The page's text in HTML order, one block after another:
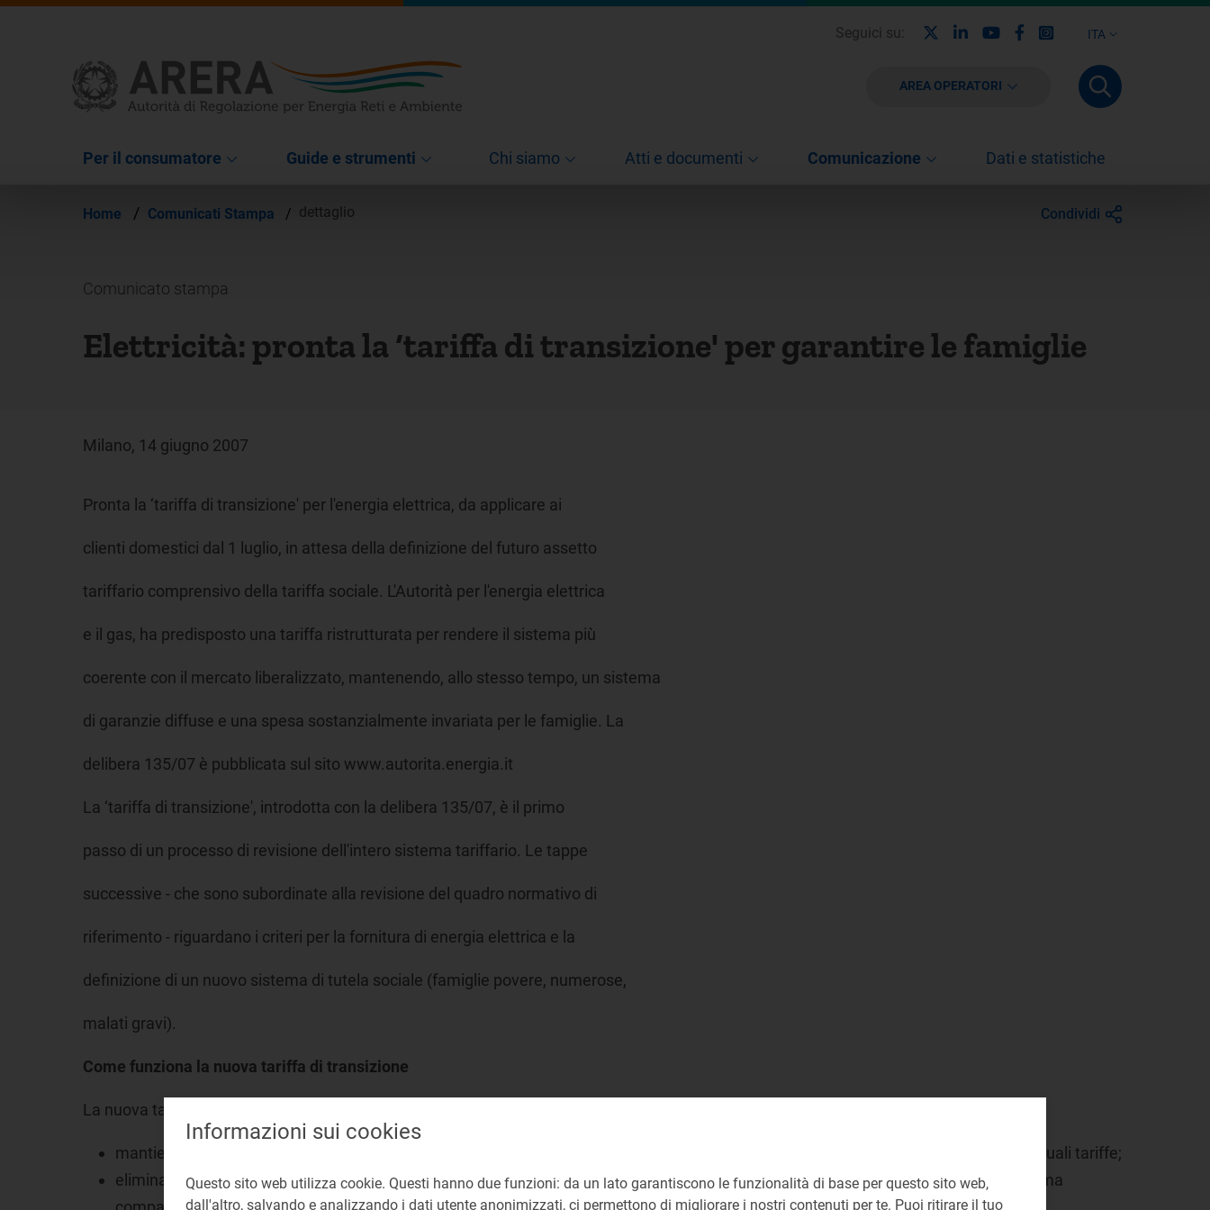
ITA
Seguici su: LinkedinYoutubeFacebook
Instagram
AREA OPERATORI
Per il consumatore Guide e strumenti Chi siamo Atti e documenti Comunicazione Dati e statistiche
Home / Comunicati Stampa / dettaglio Condividi
Comunicato stampa
Elettricità: pronta la ‘tariffa di transizione' per garantire le famiglie
Milano, 14 giugno 2007
Pronta la ‘tariffa di transizione' per l'energia elettrica, da applicare ai
clienti domestici dal 1 luglio, in attesa della definizione del futuro assetto
tariffario comprensivo della tariffa sociale. L'Autorità per l'energia elettrica
e il gas, ha predisposto una tariffa ristrutturata per rendere il sistema più
coerente con il mercato liberalizzato, mantenendo, allo stesso tempo, un sistema
di garanzie diffuse e una spesa sostanzialmente invariata per le famiglie. La
delibera 135/07 è pubblicata sul sito www.autorita.energia.it
La ‘tariffa di transizione', introdotta con la delibera 135/07, è il primo
passo di un processo di revisione dell'intero sistema tariffario. Le tappe
successive - che sono subordinate alla revisione del quadro normativo di
riferimento - riguardano i criteri per la fornitura di energia elettrica e la
definizione di un nuovo sistema di tutela sociale (famiglie povere, numerose,
malati gravi).
Come funziona la nuova tariffa di transizione
La nuova tariffa di transizione:
mantiene nella sostanza invariata l'articolazione per scaglioni di consumo e la distinzione residente/non residente prevista dalle attuali tariffe;
elimina i sussidi incrociati nella componente a copertura dei costi di acquisto e vendita dell'energia elettrica, così da rendere il sistema
Informazioni sui cookies
Questo sito web utilizza cookie. Questi hanno due funzioni: da un lato garantiscono le funzionalità di base per questo sito web,
dall'altro, salvando e analizzando i dati utente anonimizzati, ci permettono di migliorare i nostri contenuti per te. Puoi ritirare il tuo